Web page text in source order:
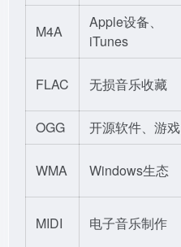
M4A
Apple设备、
iTunes
FLAC 无损音乐收藏
OGG
开源软件、游戏
WMA Windows生态
MIDI 电子音乐制作